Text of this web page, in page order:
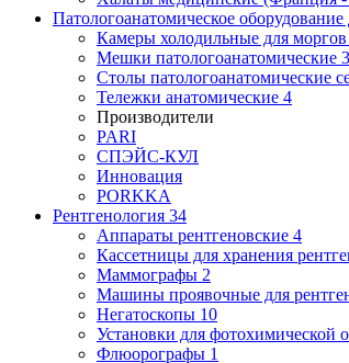
Патологоанатомическое оборудование
Камеры холодильные для моргов
Мешки патологоанатомические 3
Столы патологоанатомические
Тележки анатомические 4
Производители
PARI
СПЭЙС-КУЛ
Инновация
PORKKA
Рентгенология 34
Аппараты рентгеновские 4
Кассетницы для хранения
Маммографы 2
Машины проявочные для
Негатоскопы 10
Установки для фотохимической
Флюорографы 1